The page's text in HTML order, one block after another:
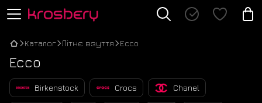
Каталог Літнє взуття Ecco
Ecco
Birkenstock Crocs Chanel